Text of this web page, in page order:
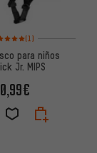
media: 5 de 5
(1)
para niños
Jr. MIPS